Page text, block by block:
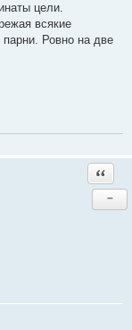
цели.
всякие
Ровно на две
−